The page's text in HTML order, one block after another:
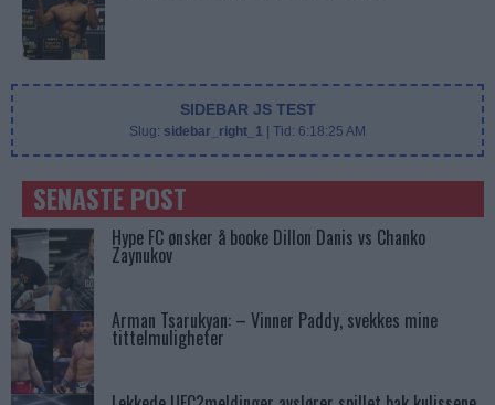
SIDEBAR JS TEST
Slug: sidebar_right_1 | Tid: 6:18:25 AM
SENASTE POST
Hype FC ønsker å booke Dillon Danis vs Chanko
Zaynukov
Arman Tsarukyan: – Vinner Paddy, svekkes mine
tittelmuligheter